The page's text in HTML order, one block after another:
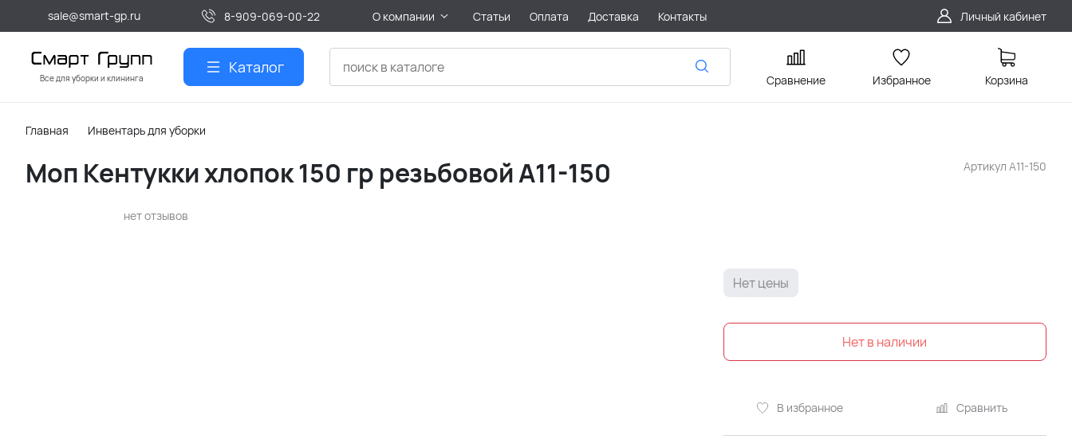
sale@smart-gp.ru 8-909-069-00-22 О компании Статьи Оплата Доставка Контакты Личный кабинет
Все для уборки и клининга
Каталог
Сравнение Избранное Корзина
Главная Инвентарь для уборки
Артикул А11-150
Моп Кентукки хлопок 150 гр резьбовой A11-150
нет отзывов
Нет цены
В избранное Сравнить